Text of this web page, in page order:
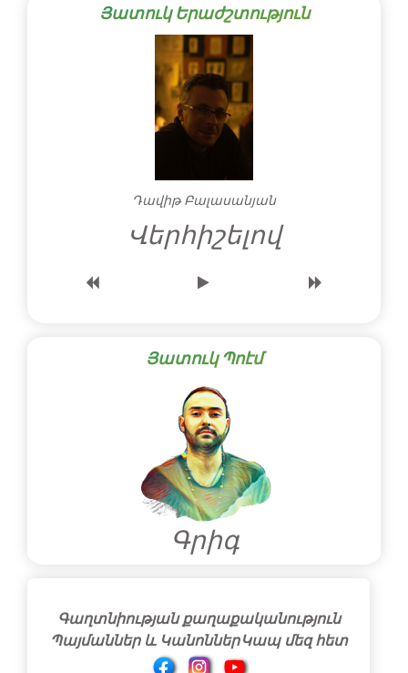
Յատուկ Երաժշտություն
Դավիթ Բալասանյան
Վերհիշելով
Յատուկ Պոէմ
Գրիգ
Գաղտնիության քաղաքականություն
Պայմաններ և ԿանոններԿապ մեզ հետ